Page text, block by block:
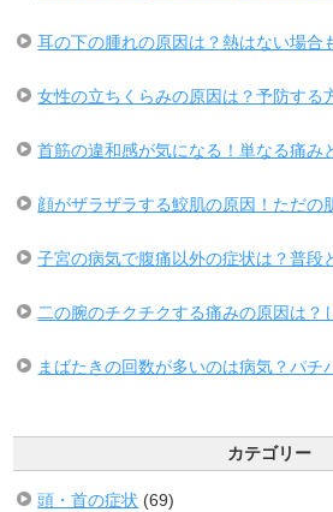
耳の下の腫れの原因は？熱はない場合
女性の立ちくらみの原因は？予防する
首筋の違和感が気になる！単なる痛み
顔がザラザラする鮫肌の原因！ただの
子宮の病気で腹痛以外の症状は？普段
二の腕のチクチクする痛みの原因は？
まばたきの回数が多いのは病気？パチ
カテゴリー
頭・首の症状 (69)